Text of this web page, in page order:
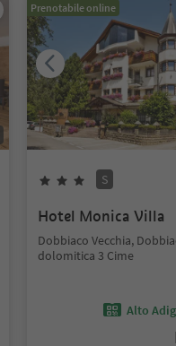
Prenotabile online
S
Hotel Monica Villa
Dobbiaco Vecchia,
dolomitica 3 Cime
Alto